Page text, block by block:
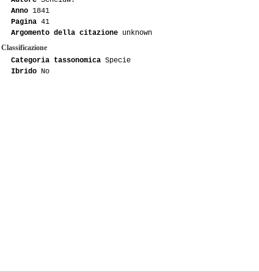
Anno 1841
Pagina 41
Argomento della citazione unknown
Classificazione
Categoria tassonomica Specie
Ibrido No